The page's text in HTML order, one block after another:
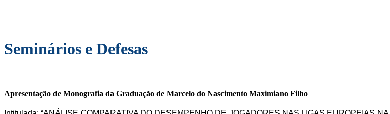
Seminários e Defesas
Apresentação de Monografia da Graduação de Marcelo do Nascimento Maximiano Filho